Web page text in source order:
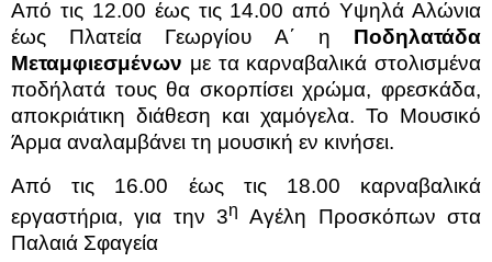
Από τις 12.00 έως τις 14.00 από Υψηλά Αλώνια
έως Πλατεία Γεωργίου Α΄ η Ποδηλατάδα
Μεταμφιεσμένων με τα καρναβαλικά στολισμένα
ποδήλατά τους θα σκορπίσει χρώμα, φρεσκάδα,
αποκριάτικη διάθεση και χαμόγελα. Το Μουσικό
Άρμα αναλαμβάνει τη μουσική εν κινήσει.
Από τις 16.00 έως τις 18.00 καρναβαλικά
εργαστήρια, για την 3η
Αγέλη Προσκόπων στα
Παλαιά Σφαγεία